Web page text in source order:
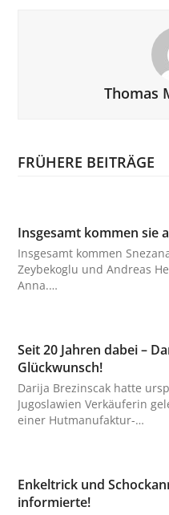
Thomas
FRÜHERE BEITRÄGE
Insgesamt kommen sie
Insgesamt kommen
Zeybekoglu und Andreas
Anna.…
Seit 20 Jahren dabei –
Glückwunsch!
Darija Brezinscak hatte
Jugoslawien Verkäuferin
einer Hutmanufaktur-…
Enkeltrick und
informierte!